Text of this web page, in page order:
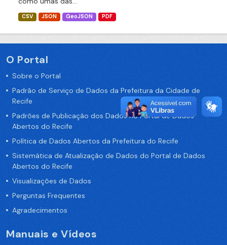
CSV JSON GeoJSON PDF
O Portal
Sobre o Portal
Padrão de Serviço de Dados da Prefeitura da Cidade de
Recife
Padrões de Publicação dos Dados no Portal de Dados
Abertos do Recife
Política de Dados Abertos da Prefeitura do Recife
Sistemática de Atualização de Dados do Portal de Dados
Abertos do Recife
Visualizações de Dados
Perguntas Frequentes
Agradecimentos
Manuais e Vídeos